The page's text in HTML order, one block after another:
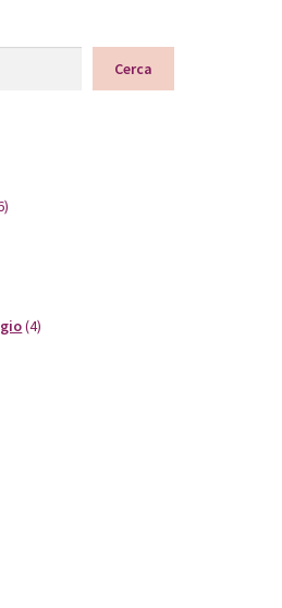
Cerca
26
44